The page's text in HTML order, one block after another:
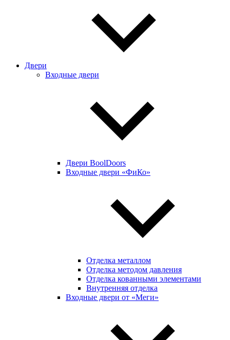
Двери
Входные двери
Двери BoolDoors
Входные двери «ФиКо»
Отделка металлом
Отделка методом давления
Отделка кованными элементами
Внутренняя отделка
Входные двери от «Меги»